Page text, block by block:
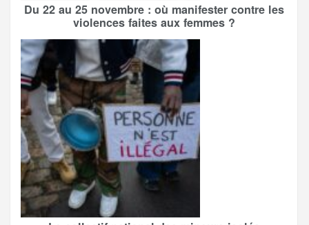
Du 22 au 25 novembre : où manifester contre les
violences faites aux femmes ?